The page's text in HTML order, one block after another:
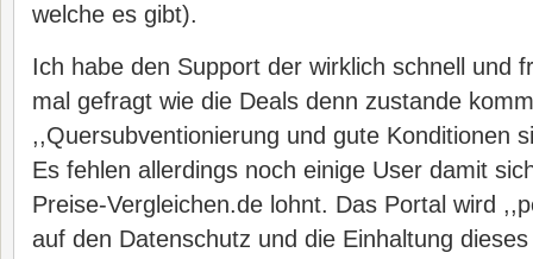
welche es gibt).
Ich habe den Support der wirklich schnell und
mal gefragt wie die Deals denn zustande
,,Quersubventionierung und gute Konditionen
Es fehlen allerdings noch einige User damit
Preise-Vergleichen.de lohnt. Das Portal wird
auf den Datenschutz und die Einhaltung